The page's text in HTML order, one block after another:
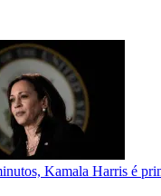
Kamala Harris é